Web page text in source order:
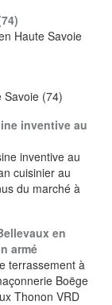
Haute Savoie
Savoie (74)
inventive au
inventive au
cuisinier au
du marché à
en
armé
terrassement à
Boëge
Thonon VRD